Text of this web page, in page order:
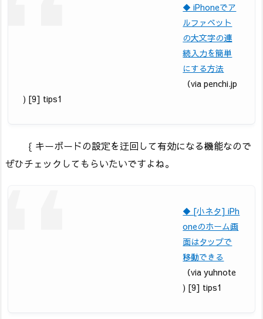
◆ iPhoneでア
ルファベット
の大文字の連
続入力を簡単
にする方法
（via penchi.jp
) [9] tips1
｛ キーボードの設定を迂回して有効になる機能なので
ぜひチェックしてもらいたいですよね。
◆ [小ネタ] iPh
oneのホーム画
面はタップで
移動できる
（via yuhnote
) [9] tips1